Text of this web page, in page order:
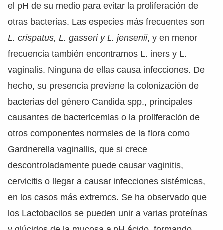
el pH de su medio para evitar la proliferación de
otras bacterias. Las especies más frecuentes son
L. crispatus, L. gasseri y L. jensenii, y en menor
frecuencia también encontramos L. iners y L.
vaginalis. Ninguna de ellas causa infecciones. De
hecho, su presencia previene la colonización de
bacterias del género Candida spp., principales
causantes de bactericemias o la proliferación de
otros componentes normales de la flora como
Gardnerella vaginallis, que si crece
descontroladamente puede causar vaginitis,
cervicitis o llegar a causar infecciones sistémicas,
en los casos más extremos. Se ha observado que
los Lactobacilos se pueden unir a varias proteínas